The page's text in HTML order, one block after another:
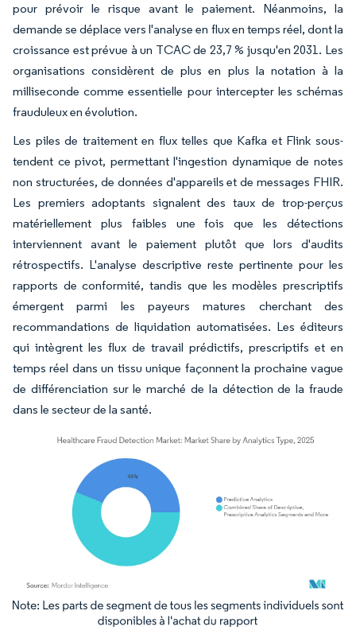
pour prévoir le risque avant le paiement. Néanmoins, la
demande se déplace vers l'analyse en flux en temps réel, dont la
croissance est prévue à un TCAC de 23,7 % jusqu'en 2031. Les
organisations considèrent de plus en plus la notation à la
milliseconde comme essentielle pour intercepter les schémas
frauduleux en évolution.
Les piles de traitement en flux telles que Kafka et Flink sous-
tendent ce pivot, permettant l'ingestion dynamique de notes
non structurées, de données d'appareils et de messages FHIR.
Les premiers adoptants signalent des taux de trop-perçus
matériellement plus faibles une fois que les détections
interviennent avant le paiement plutôt que lors d'audits
rétrospectifs. L'analyse descriptive reste pertinente pour les
rapports de conformité, tandis que les modèles prescriptifs
émergent parmi les payeurs matures cherchant des
recommandations de liquidation automatisées. Les éditeurs
qui intègrent les flux de travail prédictifs, prescriptifs et en
temps réel dans un tissu unique façonnent la prochaine vague
de différenciation sur le marché de la détection de la fraude
dans le secteur de la santé.
Image © Mordor Intelligence. La réutilisation nécessite une attribution sous CC BY